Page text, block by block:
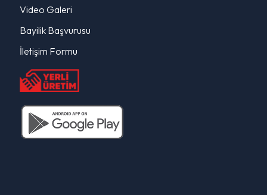
Video Galeri
Bayilik Başvurusu
İletişim Formu